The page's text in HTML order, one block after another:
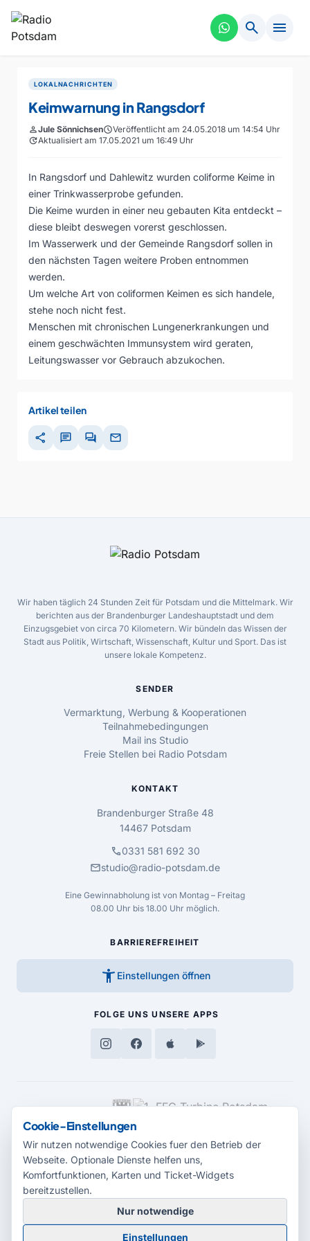
search menu
LOKALNACHRICHTEN
Keimwarnung in Rangsdorf
personJule SönnichsenscheduleVeröffentlicht am 24.05.2018 um 14:54 Uhr
updateAktualisiert am 17.05.2021 um 16:49 Uhr
In Rangsdorf und Dahlewitz wurden coliforme Keime in
einer Trinkwasserprobe gefunden.
Die Keime wurden in einer neu gebauten Kita entdeckt –
diese bleibt deswegen vorerst geschlossen.
Im Wasserwerk und der Gemeinde Rangsdorf sollen in
den nächsten Tagen weitere Proben entnommen
werden.
Um welche Art von coliformen Keimen es sich handele,
stehe noch nicht fest.
Menschen mit chronischen Lungenerkrankungen und
einem geschwächten Immunsystem wird geraten,
Leitungswasser vor Gebrauch abzukochen.
Artikel teilen
share chat forum mail
Wir haben täglich 24 Stunden Zeit für Potsdam und die Mittelmark. Wir
berichten aus der Brandenburger Landeshauptstadt und dem
Einzugsgebiet von circa 70 Kilometern. Wir bündeln das Wissen der
Stadt aus Politik, Wirtschaft, Wissenschaft, Kultur und Sport. Das ist
unsere lokale Kompetenz.
SENDER
Vermarktung, Werbung & Kooperationen
Teilnahmebedingungen
Mail ins Studio
Freie Stellen bei Radio Potsdam
KONTAKT
Brandenburger Straße 48
14467 Potsdam
call0331 581 692 30
mailstudio@radio-potsdam.de
Eine Gewinnabholung ist von Montag – Freitag
08.00 Uhr bis 18.00 Uhr möglich.
BARRIEREFREIHEIT
accessibility_new Einstellungen öffnen
FOLGE UNS UNSERE APPS
MEDIENPARTNER
© 2026 Radio Potsdam. Webseite entwickelt durch dieMedienagentur
Babelsberg
Cookie-Einstellungen
Wir nutzen notwendige Cookies fuer den Betrieb der
Webseite. Optionale Dienste helfen uns,
Komfortfunktionen, Karten und Ticket-Widgets
bereitzustellen.
Nur notwendige
Einstellungen